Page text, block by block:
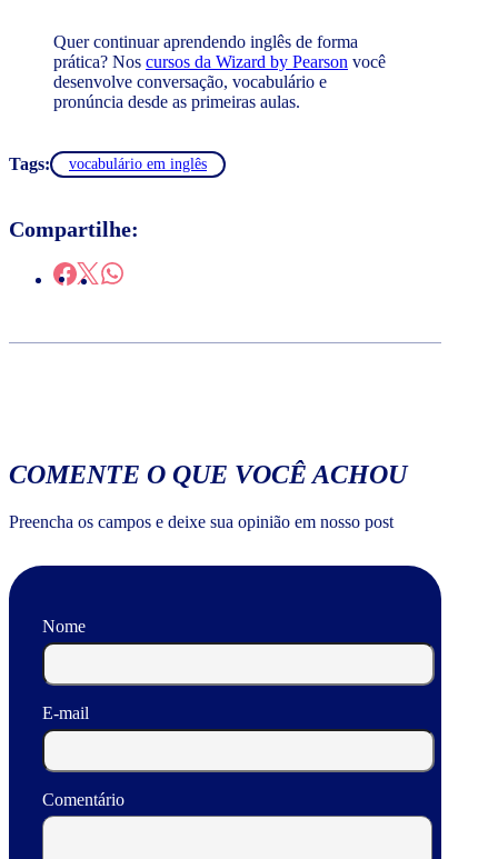
Quer continuar aprendendo inglês de forma
prática? Nos cursos da Wizard by Pearson você
desenvolve conversação, vocabulário e
pronúncia desde as primeiras aulas.
Tags: vocabulário em inglês
Compartilhe:
COMENTE O QUE VOCÊ ACHOU
Preencha os campos e deixe sua opinião em nosso post
Nome
E-mail
Comentário